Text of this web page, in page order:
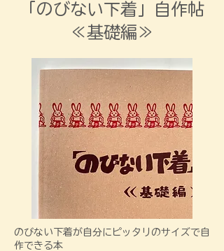
​「のびない下着」自作帖
≪基礎編≫
のびない下着が自分にピッタリのサイズで自
作できる本